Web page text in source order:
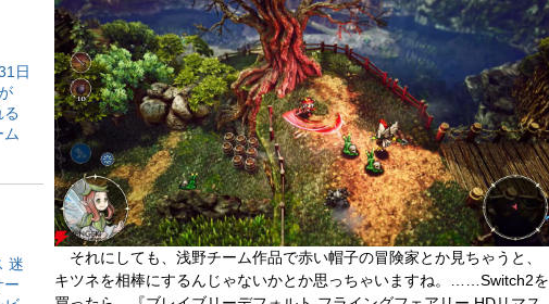
それにしても、浅野チーム作品で赤い帽子の冒険家とか見ちゃうと、
キツネを相棒にするんじゃないかとか思っちゃいますね。……Switch2を
日
迷
ー